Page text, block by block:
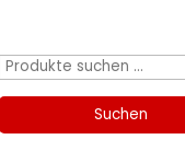
Suchen
Suchen